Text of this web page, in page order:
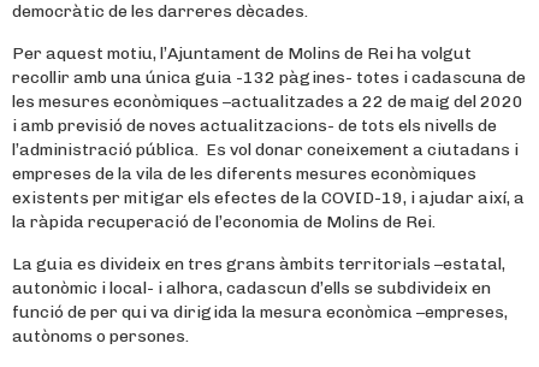
democràtic de les darreres dècades.
Per aquest motiu, l’Ajuntament de Molins de Rei ha volgut
recollir amb una única guia -132 pàgines- totes i cadascuna de
les mesures econòmiques –actualitzades a 22 de maig del 2020
i amb previsió de noves actualitzacions- de tots els nivells de
l’administració pública. Es vol donar coneixement a ciutadans i
empreses de la vila de les diferents mesures econòmiques
existents per mitigar els efectes de la COVID-19, i ajudar així, a
la ràpida recuperació de l’economia de Molins de Rei.
La guia es divideix en tres grans àmbits territorials –estatal,
autonòmic i local- i alhora, cadascun d’ells se subdivideix en
funció de per qui va dirigida la mesura econòmica –empreses,
autònoms o persones.